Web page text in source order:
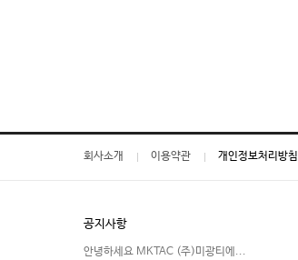
회사소개 이용약관 개인정보처리방침
공지사항
안녕하세요 MKTAC (주)미광티에...